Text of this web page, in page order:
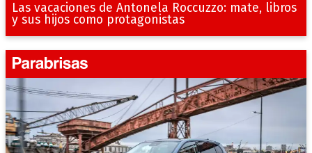
Las vacaciones de Antonela Roccuzzo: mate, libros
y sus hijos como protagonistas